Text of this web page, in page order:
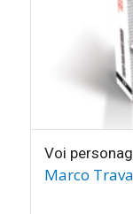
Voi
Marco